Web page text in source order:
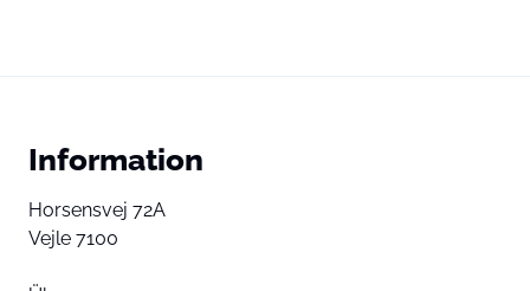
Information
Horsensvej 72A
Vejle 7100